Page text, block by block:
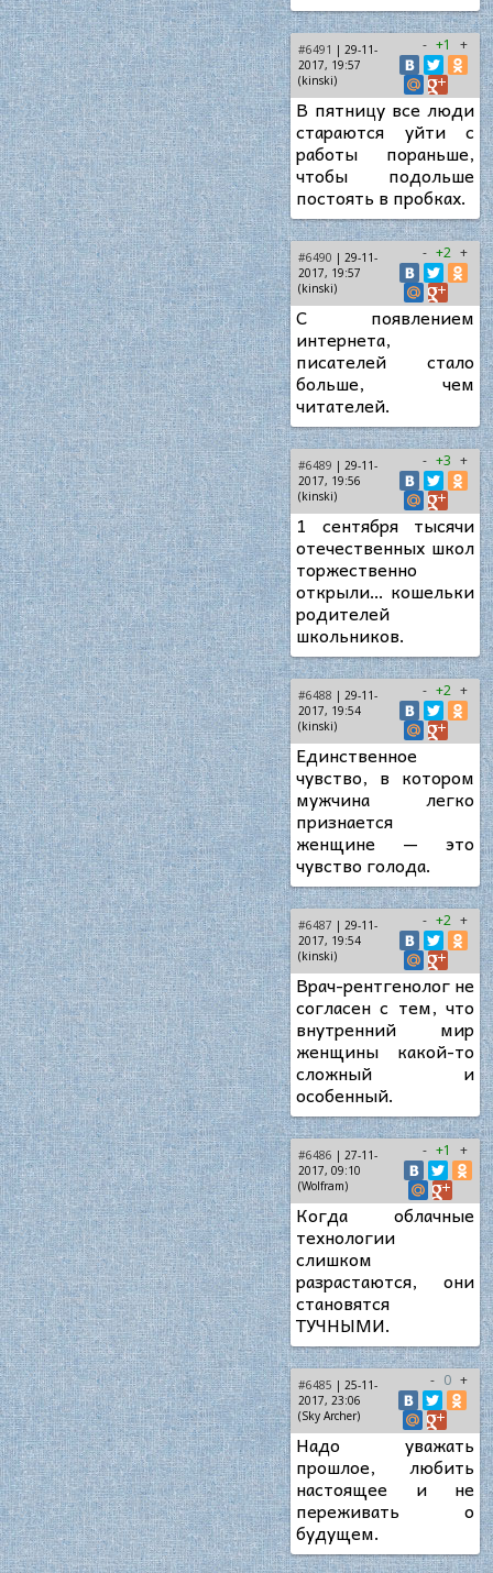
#6491 | 29-11-
2017, 19:57
(kinski)
- +1 +
В пятницу все люди
стараются уйти с
работы пораньше,
чтобы подольше
постоять в пробках.
#6490 | 29-11-
2017, 19:57
(kinski)
- +2 +
С появлением
интернета,
писателей стало
больше, чем
читателей.
#6489 | 29-11-
2017, 19:56
(kinski)
- +3 +
1 сентября тысячи
отечественных школ
торжественно
открыли… кошельки
родителей
школьников.
#6488 | 29-11-
2017, 19:54
(kinski)
- +2 +
Единственное
чувство, в котором
мужчина легко
признается
женщине — это
чувство голода.
#6487 | 29-11-
2017, 19:54
(kinski)
- +2 +
Врач-рентгенолог не
согласен с тем, что
внутренний мир
женщины какой-то
сложный и
особенный.
#6486 | 27-11-
2017, 09:10
(Wolfram)
- +1 +
Когда облачные
технологии
слишком
разрастаются, они
становятся
ТУЧНЫМИ.
#6485 | 25-11-
2017, 23:06
(Sky Archer)
- 0 +
Надо уважать
прошлое, любить
настоящее и не
переживать о
будущем.